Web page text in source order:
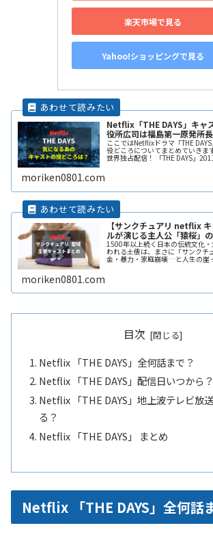
楽天市場で見る
Yahoo!ショッピングで見る
Netflix「THE DAYS」キャ
役所広司は福島第一原発所
ここではNetflixドラマ「THE
役どころについてまとめていき
世界独占配信！ 「THE DAYS」
ュード9.0の巨大地震が発生。日本
moriken0801.com
【サンクチュアリ netflix
ルが演じる主人公「猿桜」
1500年以上続く日本の伝統文化
われる土俵は、まさに「サンクチ
金・暴力・家庭崩壊…と人生の崖
トの言葉に惹かれ、若手力士「猿
moriken0801.com
目次
Netflix 「THE DAYS」全何話まで？
Netflix 「THE DAYS」配信日いつから？
Netflix 「THE DAYS」地上波テレビ放
る？
Netflix 「THE DAYS」 まとめ
Netflix 「THE DAYS」全何話